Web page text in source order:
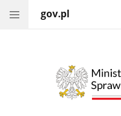
gov.pl